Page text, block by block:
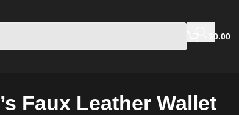
0.00
Faux Leather Wallet